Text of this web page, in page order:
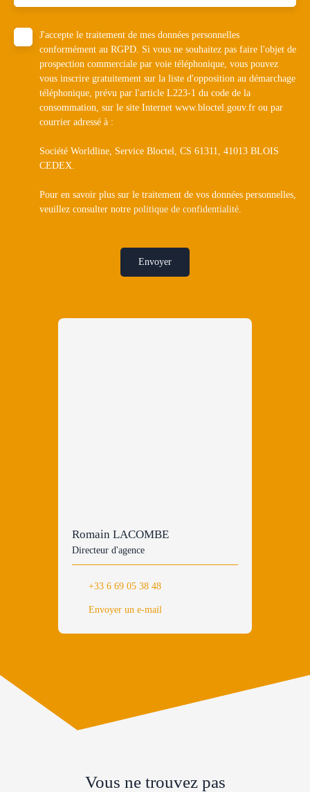
J'accepte le traitement de mes données personnelles
conformément au RGPD. Si vous ne souhaitez pas faire l'objet de
prospection commerciale par voie téléphonique, vous pouvez
vous inscrire gratuitement sur la liste d'opposition au démarchage
téléphonique, prévu par l'article L223-1 du code de la
consommation, sur le site Internet www.bloctel.gouv.fr ou par
courrier adressé à :
Société Worldline, Service Bloctel, CS 61311, 41013 BLOIS
CEDEX.
Pour en savoir plus sur le traitement de vos données personnelles,
veuillez consulter notre politique de confidentialité
Envoyer
Romain LACOMBE
Directeur d'agence
+33 6 69 05 38 48
Envoyer un e-mail
Vous ne trouvez pas